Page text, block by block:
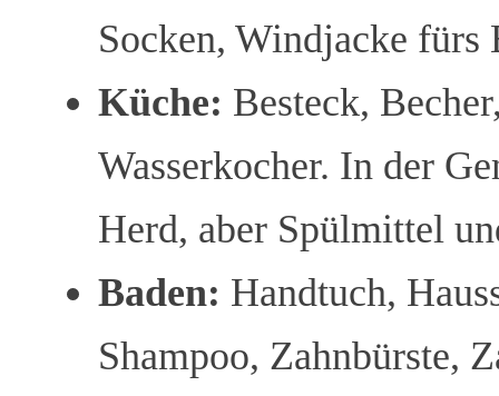
Socken, Windjacke fürs
Küche: Besteck,
Wasserkocher. In der
Herd, aber Spülmittel
Baden: Handtuch,
Shampoo, Zahnbürste,